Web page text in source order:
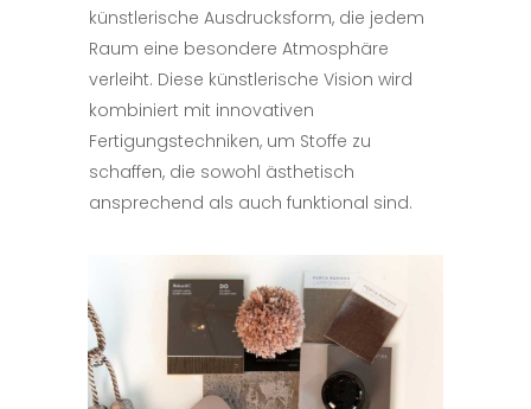
künstlerische Ausdrucksform, die jedem
Raum eine besondere Atmosphäre
verleiht. Diese künstlerische Vision wird
kombiniert mit innovativen
Fertigungstechniken, um Stoffe zu
schaffen, die sowohl ästhetisch
ansprechend als auch funktional sind.